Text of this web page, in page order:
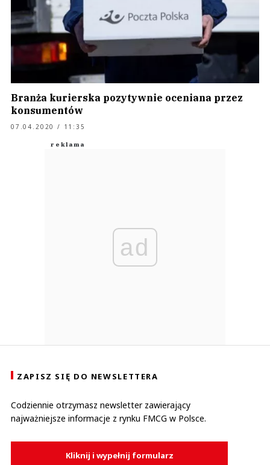
Branża kurierska pozytywnie oceniana przez
konsumentów
07.04.2020 / 11:35
ad
ZAPISZ SIĘ DO NEWSLETTERA
Codziennie otrzymasz newsletter zawierający
najważniejsze informacje z rynku FMCG w Polsce.
Kliknij i wypełnij formularz